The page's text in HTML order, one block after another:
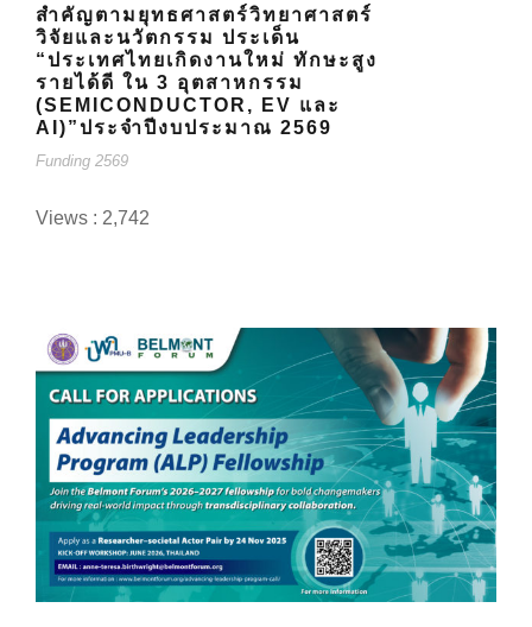
สำคัญตามยุทธศาสตร์วิทยาศาสตร์
วิจัยและนวัตกรรม ประเด็น
“ประเทศไทยเกิดงานใหม่ ทักษะสูง
รายได้ดี ใน 3 อุตสาหกรรม
(SEMICONDUCTOR, EV และ
AI)”ประจำปีงบประมาณ 2569
Funding 2569
Views : 2,742